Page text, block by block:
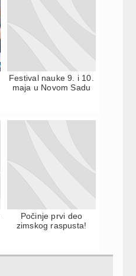
Festival nauke 9. i 10.
maja u Novom Sadu
Počinje prvi deo
zimskog raspusta!